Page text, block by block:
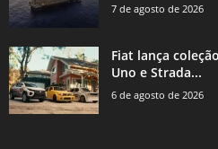
7 de agosto de 2026
Fiat lança
Uno e Strada...
6 de agosto de 2026